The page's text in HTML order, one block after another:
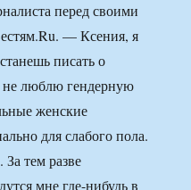
перед своими
— Ксения, я
писать о
люблю гендерную
женские
для слабого пола.
тем разве
мне где-нибудь в